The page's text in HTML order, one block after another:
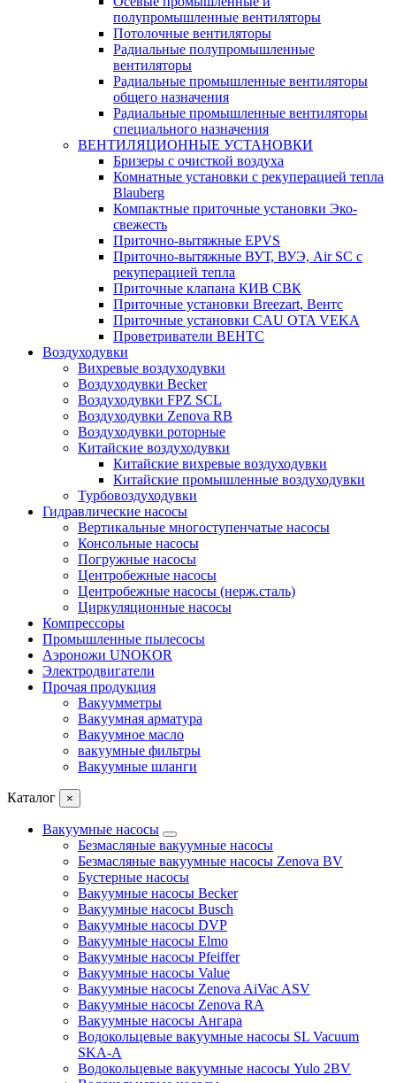
полупромышленные вентиляторы
Потолочные вентиляторы
Радиальные полупромышленные
вентиляторы
Радиальные промышленные вентиляторы
общего назначения
Радиальные промышленные вентиляторы
специального назначения
ВЕНТИЛЯЦИОННЫЕ УСТАНОВКИ
Бризеры с очисткой воздуха
Комнатные установки с рекуперацией тепла
Blauberg
Компактные приточные установки Эко-
свежесть
Приточно-вытяжные EPVS
Приточно-вытяжные ВУТ, ВУЭ, Air SC с
рекуперацией тепла
Приточные клапана КИВ СВК
Приточные установки Breezart, Вентс
Приточные установки CAU OTA VEKA
Проветриватели ВЕНТС
Воздуходувки
Вихревые воздуходувки
Воздуходувки Becker
Воздуходувки FPZ SCL
Воздуходувки Zenova RB
Воздуходувки роторные
Китайские воздуходувки
Китайские вихревые воздуходувки
Китайские промышленные воздуходувки
Турбовоздуходувки
Гидравлические насосы
Вертикальные многоступенчатые насосы
Консольные насосы
Погружные насосы
Центробежные насосы
Центробежные насосы (нерж.сталь)
Циркуляционные насосы
Компрессоры
Промышленные пылесосы
Аэроножи UNOKOR
Электродвигатели
Прочая продукция
Вакуумметры
Вакуумная арматура
Вакуумное масло
вакуумные фильтры
Вакуумные шланги
Каталог ×
Вакуумные насосы
Безмасляные вакуумные насосы
Безмасляные вакуумные насосы Zenova BV
Бустерные насосы
Вакуумные насосы Becker
Вакуумные насосы Busch
Вакуумные насосы DVP
Вакуумные насосы Elmo
Вакуумные насосы Pfeiffer
Вакуумные насосы Value
Вакуумные насосы Zenova AiVac ASV
Вакуумные насосы Zenova RA
Вакуумные насосы Ангара
Водокольцевые вакуумные насосы SL Vacuum
SKA-A
Водокольцевые вакуумные насосы Yulo 2BV